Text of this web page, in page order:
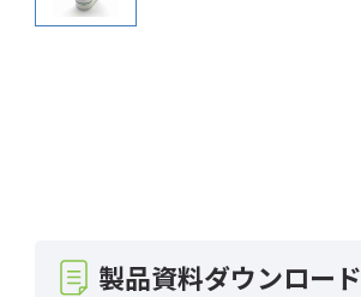
製品資料ダウンロード